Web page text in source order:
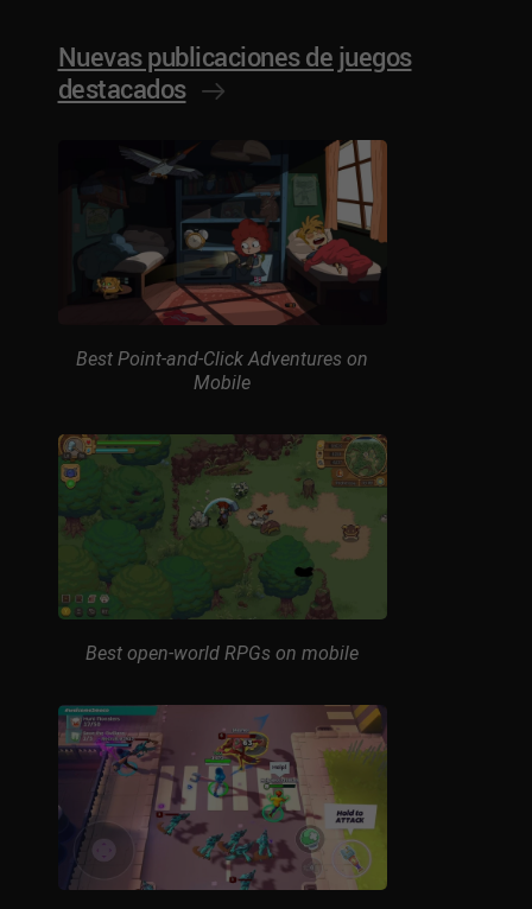
Nuevas publicaciones de juegos
destacados
Best Point-and-Click Adventures on
Mobile
Best open-world RPGs on mobile